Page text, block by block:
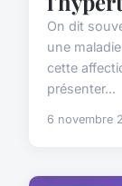
On dit
une
cette
présenter...
6 novembre